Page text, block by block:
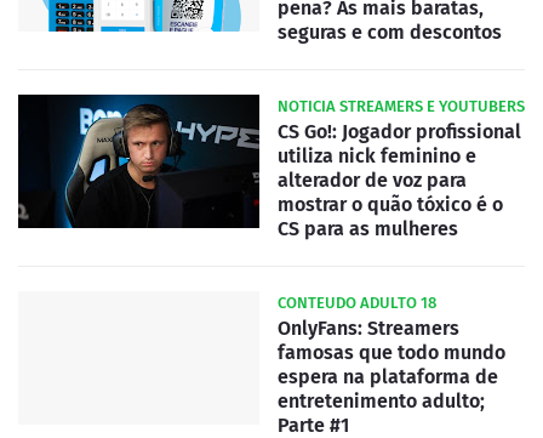
pena? As mais baratas,
seguras e com descontos
NOTICIA STREAMERS E YOUTUBERS
CS Go!: Jogador profissional
utiliza nick feminino e
alterador de voz para
mostrar o quão tóxico é o
CS para as mulheres
CONTEUDO ADULTO 18
OnlyFans: Streamers
famosas que todo mundo
espera na plataforma de
entretenimento adulto;
Parte #1